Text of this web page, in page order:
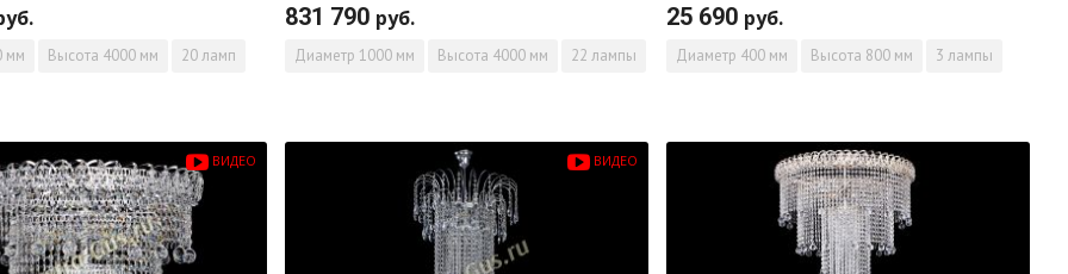
мм Высота 4000 мм 20 ламп
831 790 руб.
Диаметр 1000 мм Высота 4000 мм 22 лампы
25 690 руб.
Диаметр 400 мм Высота 800 мм 3 лампы
ВИДЕО ВИДЕО